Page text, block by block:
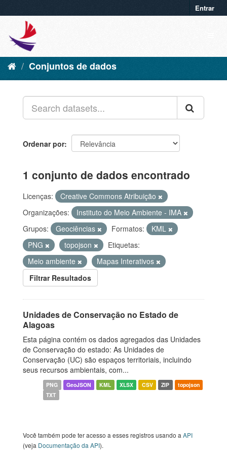
Entrar
Conjuntos de dados
Ordenar por
1 conjunto de dados encontrado
Licenças:
Creative Commons Atribuição
Organizações:
Instituto do Meio Ambiente - IMA
Grupos:
Geociências Formatos:
KML
PNG
topojson
Etiquetas:
Meio ambiente
Mapas Interativos
Filtrar Resultados
Unidades de Conservação no Estado de
Alagoas
Esta página contém os dados agregados das Unidades
de Conservação do estado: As Unidades de
Conservação (UC) são espaços territoriais, incluindo
seus recursos ambientais, com...
PNG GeoJSON KML XLSX CSV ZIP
topojson
TXT
Você também pode ter acesso a esses registros usando a API
(veja Documentação da API).